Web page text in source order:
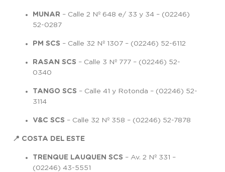
MUNAR – Calle 2 Nº 648 e/ 33 y 34 – (02246)
52-0287
PM SCS – Calle 32 Nº 1307 – (02246) 52-6112
RASAN SCS – Calle 3 Nº 777 – (02246) 52-
0340
TANGO SCS – Calle 41 y Rotonda – (02246) 52-
3114
V&C SCS – Calle 32 Nº 358 – (02246) 52-7878
📍 COSTA DEL ESTE
TRENQUE LAUQUEN SCS – Av. 2 Nº 331 –
(02246) 43-5551